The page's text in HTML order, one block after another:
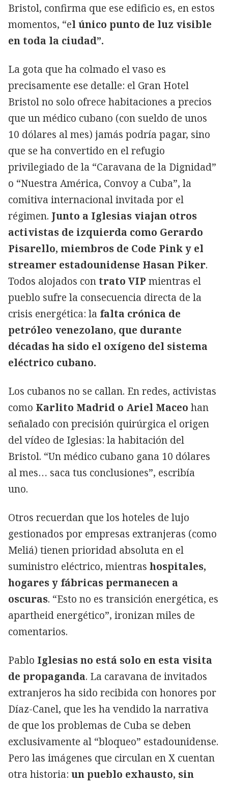
Bristol, confirma que ese edificio es, en estos
momentos, “el único punto de luz visible
en toda la ciudad”.
La gota que ha colmado el vaso es
precisamente ese detalle: el Gran Hotel
Bristol no solo ofrece habitaciones a precios
que un médico cubano (con sueldo de unos
10 dólares al mes) jamás podría pagar, sino
que se ha convertido en el refugio
privilegiado de la “Caravana de la Dignidad”
o “Nuestra América, Convoy a Cuba”, la
comitiva internacional invitada por el
régimen. Junto a Iglesias viajan otros
activistas de izquierda como Gerardo
Pisarello, miembros de Code Pink y el
streamer estadounidense Hasan Piker.
Todos alojados con trato VIP mientras el
pueblo sufre la consecuencia directa de la
crisis energética: la falta crónica de
petróleo venezolano, que durante
décadas ha sido el oxígeno del sistema
eléctrico cubano.
Los cubanos no se callan. En redes, activistas
como Karlito Madrid o Ariel Maceo han
señalado con precisión quirúrgica el origen
del vídeo de Iglesias: la habitación del
Bristol. “Un médico cubano gana 10 dólares
al mes… saca tus conclusiones”, escribía
uno.
Otros recuerdan que los hoteles de lujo
gestionados por empresas extranjeras (como
Meliá) tienen prioridad absoluta en el
suministro eléctrico, mientras hospitales,
hogares y fábricas permanecen a
oscuras. “Esto no es transición energética, es
apartheid energético”, ironizan miles de
comentarios.
Pablo Iglesias no está solo en esta visita
de propaganda. La caravana de invitados
extranjeros ha sido recibida con honores por
Díaz-Canel, que les ha vendido la narrativa
de que los problemas de Cuba se deben
exclusivamente al “bloqueo” estadounidense.
Pero las imágenes que circulan en X cuentan
otra historia: un pueblo exhausto, sin